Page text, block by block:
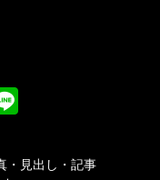
・見出し・記事